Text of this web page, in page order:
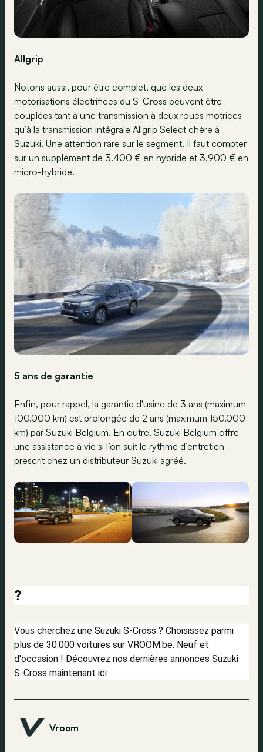
Allgrip
Notons aussi, pour être complet, que les deux
motorisations électrifiées du S-Cross peuvent être
couplées tant à une transmission à deux roues motrices
qu’à la transmission intégrale Allgrip Select chère à
Suzuki. Une attention rare sur le segment. Il faut compter
sur un supplément de 3.400 € en hybride et 3.900 € en
micro-hybride.
5 ans de garantie
Enfin, pour rappel, la garantie d'usine de 3 ans (maximum
100.000 km) est prolongée de 2 ans (maximum 150.000
km) par Suzuki Belgium. En outre, Suzuki Belgium offre
une assistance à vie si l’on suit le rythme d’entretien
prescrit chez un distributeur Suzuki agréé.
?
Vous cherchez une Suzuki S-Cross ? Choisissez parmi
plus de 30.000 voitures sur VROOM.be. Neuf et
d'occasion ! Découvrez nos dernières annonces Suzuki
S-Cross maintenant ici:
Vroom